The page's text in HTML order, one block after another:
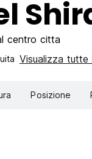
centro citta
Visualizza
Posizione